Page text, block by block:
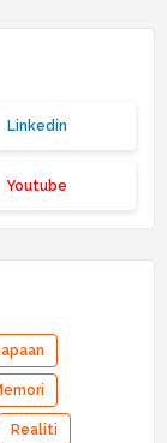
Linkedin
Youtube
Realiti